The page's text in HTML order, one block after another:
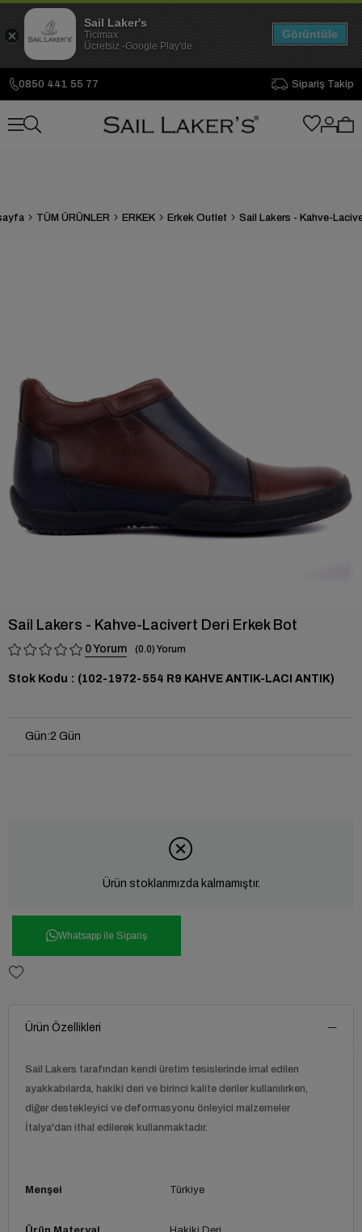
0850 441 55 77 Sipariş Takip
TÜM ÜRÜNLER ERKEK Erkek Outlet
Sail Lakers - Kahve-Lacivert Deri Erkek Bot
0 0.0
Stok Kodu (102-1972-554 R9 KAHVE ANTIK-LACI ANTIK)
Gün:2 Gün
Ürün stoklarımızda kalmamıştır.
Whatsapp ile Sipariş
Ürün Özellikleri
Sail Lakers tarafından kendi üretim tesislerinde imal edilen
ayakkabılarda, hakiki deri ve birinci kalite deriler kullanılırken,
diğer destekleyici ve deformasyonu önleyici malzemeler
İtalya'dan ithal edilerek kullanmaktadır.
Menşei Türkiye
Sail Laker's
Ticimax
Ücretsiz -Google Play'de
Görüntüle